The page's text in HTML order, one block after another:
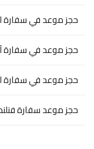
حجز موعد في سفارة
حجز موعد في سفارة
حجز موعد في سفارة
حجز موعد سفارة